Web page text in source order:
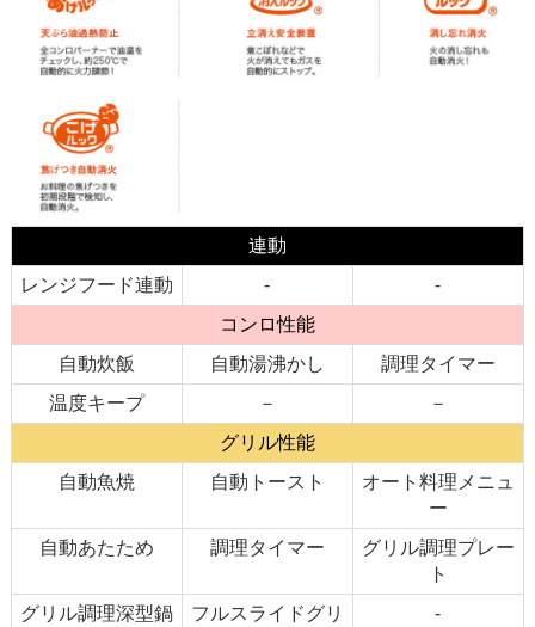
連動
レンジフード連動
-
-
コンロ性能
自動炊飯
自動湯沸かし
調理タイマー
温度キープ
－
－
グリル性能
自動魚焼
自動トースト
オート料理メニュ
ー
自動あたため
調理タイマー
グリル調理プレー
ト
グリル調理深型鍋
フルスライドグリ
-